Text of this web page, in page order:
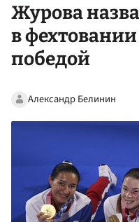
Журова
в
победой
Александр Белинин